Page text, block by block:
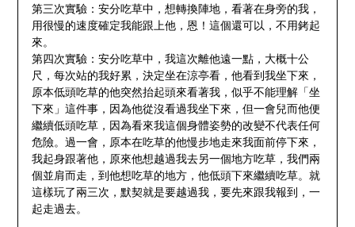
第三次實驗：安分吃草中，想轉換陣地，看著在身旁的我，
用很慢的速度確定我能跟上他，恩！這個還可以，不用銬起
來。
第四次實驗：安分吃草中，我這次離他遠一點，大概十公
尺，每次站的我好累，決定坐在涼亭看，他看到我坐下來，
原本低頭吃草的他突然抬起頭來看著我，似乎不能理解「坐
下來」這件事，因為他從沒看過我坐下來，但一會兒而他便
繼續低頭吃草，因為看來我這個身體姿勢的改變不代表任何
危險。過一會，原本在吃草的他慢步地走來我面前停下來，
我起身跟著他，原來他想越過我去另一個地方吃草，我們兩
個並肩而走，到他想吃草的地方，他低頭下來繼續吃草。就
這樣玩了兩三次，默契就是要越過我，要先來跟我報到，一
起走過去。